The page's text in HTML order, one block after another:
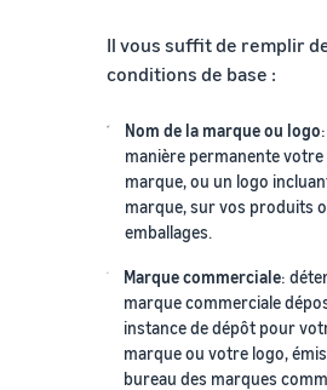
Il vous suffit de remplir
conditions de base :
Nom de la marque ou logo
manière permanente votre
marque, ou un logo
marque, sur vos produits
emballages.
Marque commerciale:
marque commerciale
instance de dépôt pour
marque ou votre logo,
bureau des marques